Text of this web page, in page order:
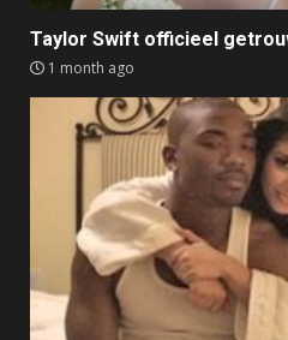
Taylor Swift officieel
1 month ago